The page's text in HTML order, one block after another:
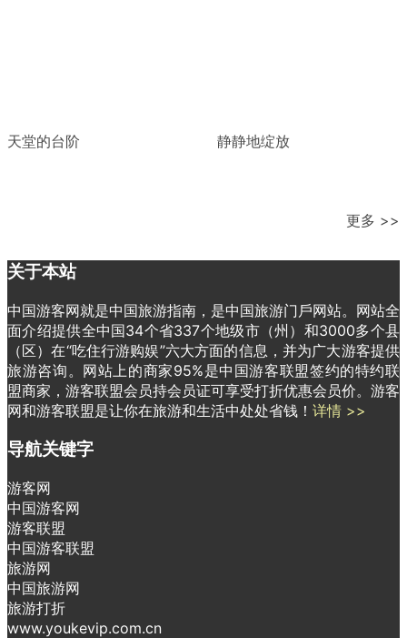
天堂的台阶 静静地绽放
更多 >>
关于本站
中国游客网就是中国旅游指南，是中国旅游门戶网站。网站全
面介绍提供全中国34个省337个地级市（州）和3000多个县
（区）在“吃住行游购娱”六大方面的信息，并为广大游客提供
旅游咨询。网站上的商家95%是中国游客联盟签约的特约联
盟商家，游客联盟会员持会员证可享受打折优惠会员价。游客
网和游客联盟是让你在旅游和生活中处处省钱！ 详情 >>
导航关键字
游客网
中国游客网
游客联盟
中国游客联盟
旅游网
中国旅游网
旅游打折
www.youkevip.com.cn